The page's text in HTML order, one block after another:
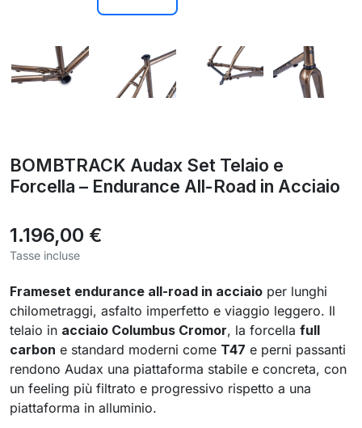
BOMBTRACK Audax Set Telaio e
Forcella – Endurance All-Road in Acciaio
1.196,00 €
Tasse incluse
Frameset endurance all-road in acciaio per lunghi
chilometraggi, asfalto imperfetto e viaggio leggero. Il
telaio in acciaio Columbus Cromor, la forcella full
carbon e standard moderni come T47 e perni passanti
rendono Audax una piattaforma stabile e concreta, con
un feeling più filtrato e progressivo rispetto a una
piattaforma in alluminio.